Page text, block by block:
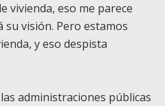
vivienda, eso me parece
visión. Pero estamos
y eso despista
administraciones públicas